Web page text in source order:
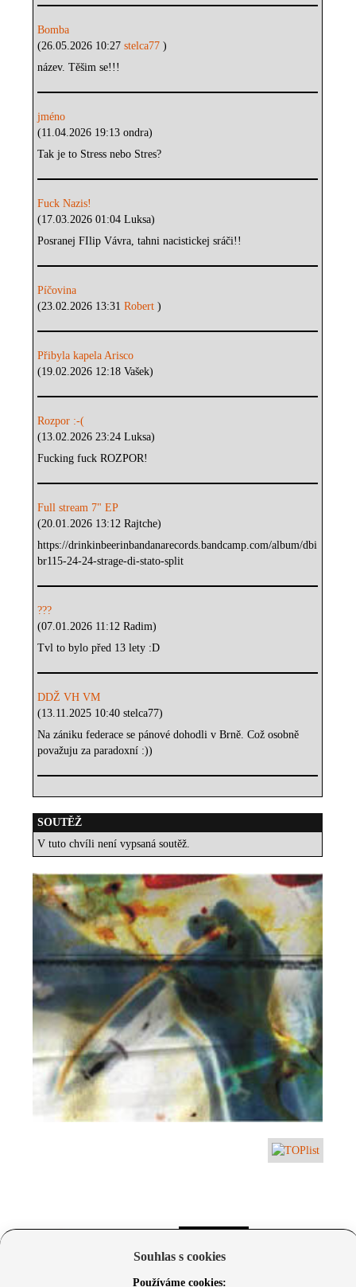
Bomba
(26.05.2026 10:27stelca77)
název. Těšim se!!!
jméno
(11.04.2026 19:13 ondra)
Tak je to Stress nebo Stres?
Fuck Nazis!
(17.03.2026 01:04 Luksa)
Posranej FIlip Vávra, tahni nacistickej sráči!!
Píčovina
(23.02.2026 13:31Robert)
Přibyla kapela Arisco
(19.02.2026 12:18 Vašek)
Rozpor :-(
(13.02.2026 23:24 Luksa)
Fucking fuck ROZPOR!
Full stream 7" EP
(20.01.2026 13:12 Rajtche)
https://drinkinbeerinbandanarecords.bandcamp.com/album/dbi
br115-24-24-strage-di-stato-split
???
(07.01.2026 11:12 Radim)
Tvl to bylo před 13 lety :D
DDŽ VH VM
(13.11.2025 10:40 stelca77)
Na zániku federace se pánové dohodli v Brně. Což osobně
považuju za paradoxní :))
SOUTĚŽ
V tuto chvíli není vypsaná soutěž.
Souhlas s cookies
Používáme cookies: